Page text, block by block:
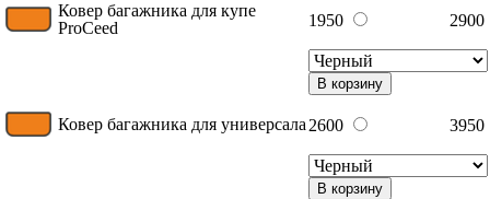
Ковер багажника для купе
ProCeed
1950 2900
В корзину
Ковер багажника для универсала 2600 3950
В корзину